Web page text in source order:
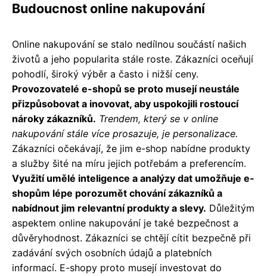
Budoucnost online nakupování
Online nakupování se stalo nedílnou součástí našich
životů a jeho popularita stále roste. Zákazníci oceňují
pohodlí, široký výběr a často i nižší ceny.
Provozovatelé e-shopů se proto musejí neustále
přizpůsobovat a inovovat, aby uspokojili rostoucí
nároky zákazníků. Trendem, který se v online
nakupování stále více prosazuje, je personalizace.
Zákazníci očekávají, že jim e-shop nabídne produkty
a služby šité na míru jejich potřebám a preferencím.
Využití umělé inteligence a analýzy dat umožňuje e-
shopům lépe porozumět chování zákazníků a
nabídnout jim relevantní produkty a slevy. Důležitým
aspektem online nakupování je také bezpečnost a
důvěryhodnost. Zákazníci se chtějí cítit bezpečně při
zadávání svých osobních údajů a platebních
informací. E-shopy proto musejí investovat do